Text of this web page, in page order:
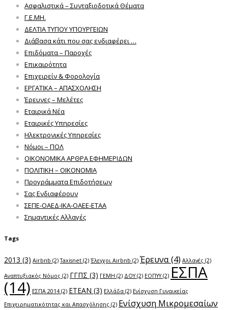
Ασφαλιστικά – Συνταξιοδοτικά Θέματα
Γ.Ε.ΜΗ.
ΔΕΛΤΙΑ ΤΥΠΟΥ ΥΠΟΥΡΓΕΙΩΝ
Διάβασα κάτι που σας ενδιαφέρει …
Επιδόματα – Παροχές
Επικαιρότητα
Επιχειρείν & Φορολογία
ΕΡΓΑΤΙΚΑ – ΑΠΑΣΧΟΛΗΣΗ
Έρευνες – Μελέτες
Εταιρικά Νέα
Εταιρικές Υπηρεσίες
Ηλεκτρονικές Υπηρεσίες
Νόμοι – ΠΟΛ
ΟΙΚΟΝΟΜΙΚΑ ΑΡΘΡΑ ΕΦΗΜΕΡΙΔΩΝ
ΠΟΛΙΤΙΚΗ – ΟΙΚΟΝΟΜΙΑ
Προγράμματα Επιδοτήσεων
Σας Ενδιαφέρουν
ΣΕΠΕ-ΟΑΕΔ-ΙΚΑ-ΟΑΕΕ-ΕΤΑΑ
Σημαντικές Αλλαγές
Tags
2013 (3) Airbnb (2) Taxisnet (2) Έλεγχοι Airbnb (2) Έρευνα(4) Αλλαγές (2)
Αναπτυξιακός Νόμος (2) ΓΓΠΣ (3) ΓΕΜΗ (2) ΔΟΥ(2) ΕΟΠΥΥ(2) ΕΣΠΑ
(14) ΕΣΠΑ 2014 (2) ΕΤΕΑΝ (3) Ελλάδα (2) Ενίσχυση Γυναικείας
Επιχειρηματικότητας και Απασχόλησης (2) Ενίσχυση Μικρομεσαίων